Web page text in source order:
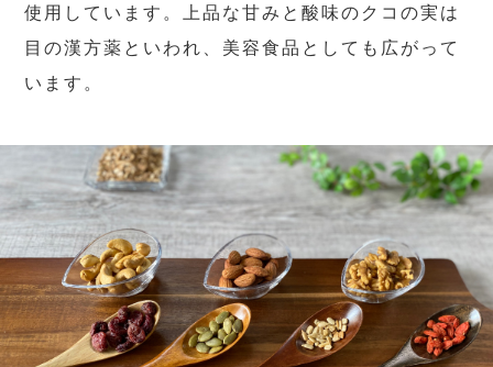
使用しています。上品な甘みと酸味のクコの実は
目の漢方薬といわれ、美容食品としても広がって
います。